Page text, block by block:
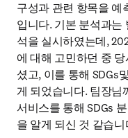
구성과 관련 항목을 예
입니다. 기본 분석과는
석을 실시하였는데,
에 대해 고민하던 중
셨고, 이를 통해 SDGs
게 되었습니다. 팀장님
서비스를 통해 SDGs
을 알게 되신 것 같습니